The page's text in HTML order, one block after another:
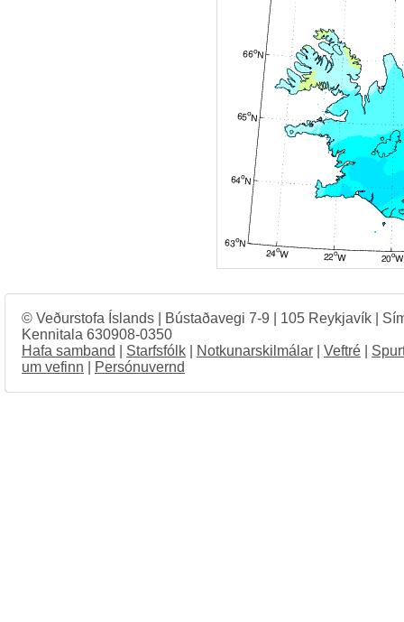
© Veðurstofa Íslands | Bústaðavegi 7-9 | 105 Reykjavík |
Kennitala 630908-0350
Hafa samband
Starfsfólk Notkunarskilmálar Veftré
um vefinn
Persónuvernd